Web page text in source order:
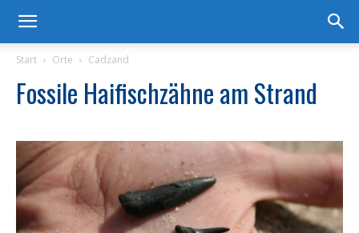
Start Orte Cadzand
Fossile Haifischzähne am Strand